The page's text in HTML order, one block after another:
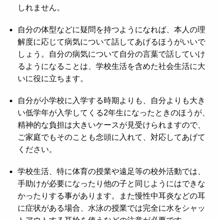
しれません。
自分の体型などに疑問を持つようになれば、本人の理
解度に応じて病気について話してあげるほうがいいで
しょう。自分の病気について自分の言葉で話していけ
るようになることは、学校生活を含めた社会生活に大
いに役に立ちます。
自分が小学校に入学する時期よりも、自分よりも大き
い低学年が入学してくる2年生になったときのほうが、
精神的な負担は大きいケースが見受けられますので、
ご家庭でもそのことも念頭に入れて、対応してあげて
ください。
学校生活、特に体育の授業や遠足等の校外活動では、
手助けが必要になったり他の子と同じようにはできな
かったりする事があります。また慢性中耳炎などの耳
に症状がある場合、水泳の授業では完全に水をシャッ